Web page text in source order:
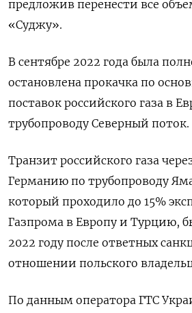
предложив перенести все
«Суджу».
В сентябре 2022 года была
остановлена прокачка по
поставок российского газа в
трубопроводу Северный поток.
Транзит российского газа
Германию по трубопроводу
который проходило до 15%
Газпрома в Европу и Турцию,
2022 году после ответных
отношении польского
По данным оператора ГТС